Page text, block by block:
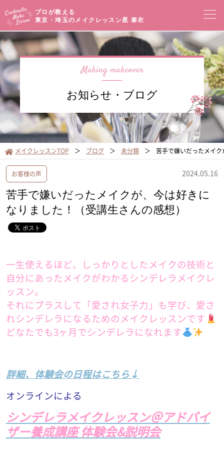
プロが教える
東京・埼玉のメイクレッスン星 泰衣
コンセプト
メイクレッスン一覧 イベントセミナー
プロフィール メイクブログ
お客様の声 サロンアクセス
オンラインショップ
お知らせ・ブログ
メイクレッスンTOP ブログ 未分類 苦手で嫌いだったメイ
お客様の声 2024.05.16
苦手で嫌いだったメイクが、今は好きに
なりました！（受講生さんの感想）
一生使えるほど、しっかりとしたメイクの技術と
自分にあったメイクがわかるシンデレラメイクレ
ッスン。
それにプラスして「愛され女子力」も学び、愛さ
れシンデレラになるためのメイクレッスンです
どなたでも3ヶ月でシンデレラになれます
詳細、体験会の日程はこちら↓
オンラインによる
シンデレラメイクレッスン＠アドバイ
ザー養成講座 体験会&説明会